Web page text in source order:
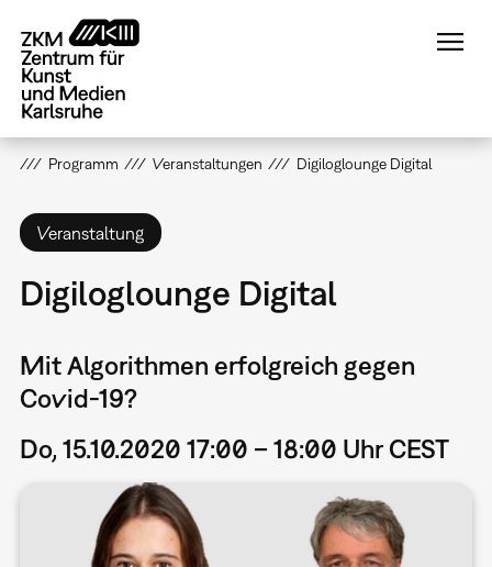
zum
Inhalt
Programm Veranstaltungen Digiloglounge Digital
Veranstaltung
Digiloglounge Digital
Mit Algorithmen erfolgreich gegen
Covid-19?
Do, 15.10.2020 17:00 – 18:00 Uhr CEST